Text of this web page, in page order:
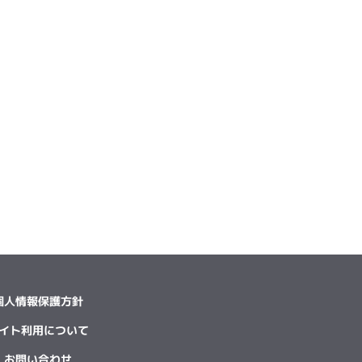
人情報保護方針
ト利用について
お問い合わせ